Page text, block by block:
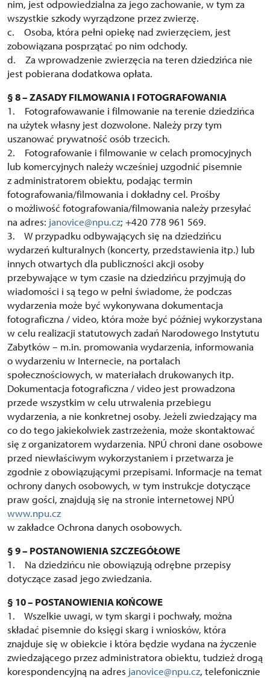
nim, jest odpowiedzialna za jego zachowanie, w tym za
wszystkie szkody wyrządzone przez zwierzę.
c. Osoba, która pełni opiekę nad zwierzęciem, jest
zobowiązana posprzątać po nim odchody.
d. Za wprowadzenie zwierzęcia na teren dziedzińca nie
jest pobierana dodatkowa opłata.
§ 8 – ZASADY FILMOWANIA I FOTOGRAFOWANIA
1. Fotografowawanie i filmowanie na terenie dziedzińca
na użytek własny jest dozwolone. Należy przy tym
uszanować prywatność osób trzecich.
2. Fotografowanie i filmowanie w celach promocyjnych
lub komercyjnych należy wcześniej uzgodnić pisemnie
z administratorem obiektu, podając termin
fotografowania/filmowania i dokładny cel. Prośby
o możliwość fotografowania/filmowania należy przesyłać
na adres: janovice@npu.cz; +420 778 961 569.
3. W przypadku odbywających się na dziedzińcu
wydarzeń kulturalnych (koncerty, przedstawienia itp.) lub
innych otwartych dla publiczności akcji osoby
przebywające w tym czasie na dziedzińcu przyjmują do
wiadomości i są tego w pełni świadome, że podczas
wydarzenia może być wykonywana dokumentacja
fotograficzna / video, która może być później wykorzystana
w celu realizacji statutowych zadań Narodowego Instytutu
Zabytków – m.in. promowania wydarzenia, informowania
o wydarzeniu w Internecie, na portalach
społecznościowych, w materiałach drukowanych itp.
Dokumentacja fotograficzna / video jest prowadzona
przede wszystkim w celu utrwalenia przebiegu
wydarzenia, a nie konkretnej osoby. Jeżeli zwiedzający ma
co do tego jakiekolwiek zastrzeżenia, może skontaktować
się z organizatorem wydarzenia. NPÚ chroni dane osobowe
przed niewłaściwym wykorzystaniem i przetwarza je
zgodnie z obowiązującymi przepisami. Informacje na temat
ochrony danych osobowych, w tym instrukcje dotyczące
praw gości, znajdują się na stronie internetowej NPÚ
www.npu.cz
w zakładce Ochrona danych osobowych.
§ 9 – POSTANOWIENIA SZCZEGÓŁOWE
1. Na dziedzińcu nie obowiązują odrębne przepisy
dotyczące zasad jego zwiedzania.
§ 10 – POSTANOWIENIA KOŃCOWE
1. Wszelkie uwagi, w tym skargi i pochwały, można
składać pisemnie do księgi skarg i wniosków, która
znajduje się w obiekcie i która będzie wydana na życzenie
zwiedzającego przez administratora obiektu, tudzież drogą
korespondencyjną na adres janovice@npu.cz, telefonicznie